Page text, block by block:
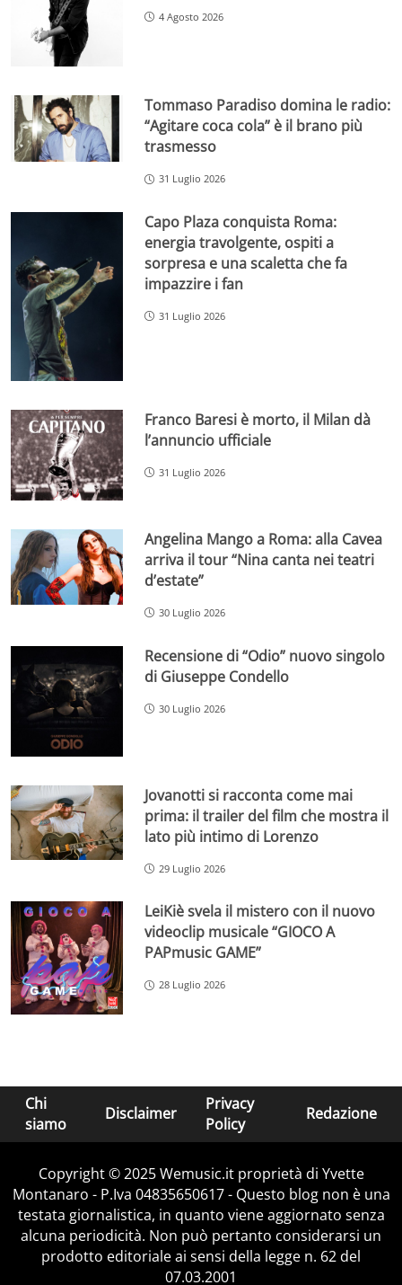
4 Agosto 2026
Tommaso Paradiso domina le radio:
“Agitare coca cola” è il brano più
trasmesso
31 Luglio 2026
Capo Plaza conquista Roma:
energia travolgente, ospiti a
sorpresa e una scaletta che fa
impazzire i fan
31 Luglio 2026
Franco Baresi è morto, il Milan dà
l’annuncio ufficiale
31 Luglio 2026
Angelina Mango a Roma: alla Cavea
arriva il tour “Nina canta nei teatri
d’estate”
30 Luglio 2026
Recensione di “Odio” nuovo singolo
di Giuseppe Condello
30 Luglio 2026
Jovanotti si racconta come mai
prima: il trailer del film che mostra il
lato più intimo di Lorenzo
29 Luglio 2026
LeiKiè svela il mistero con il nuovo
videoclip musicale “GIOCO A
PAPmusic GAME”
28 Luglio 2026
Chi
siamo
Disclaimer
Privacy
Policy
Redazione
Copyright © 2025 Wemusic.it proprietà di Yvette
Montanaro - P.Iva 04835650617 - Questo blog non è una
testata giornalistica, in quanto viene aggiornato senza
alcuna periodicità. Non può pertanto considerarsi un
prodotto editoriale ai sensi della legge n. 62 del
07.03.2001